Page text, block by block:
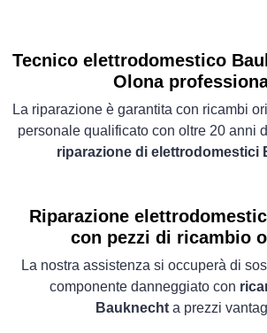
Tecnico elettrodomestico
Olona
La riparazione è garantita con ricambi
personale qualificato con oltre 20 anni
riparazione di elettrodomestici
Riparazione
con pezzi di ricambio
La nostra assistenza si occuperà di
componente danneggiato con
Bauknechta prezzi